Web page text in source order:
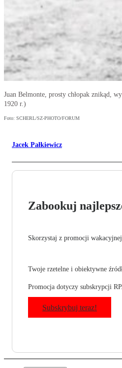
Juan Belmonte, prosty chłopak znikąd,
1920 r.)
Foto: SCHERL/SZ-PHOTO/FORUM
Jacek Pałkiewicz
Zabookuj
Skorzystaj z promocji
Twoje rzetelne i obiektywne
Promocja dotyczy subskrypcji
Subskrybuj teraz!